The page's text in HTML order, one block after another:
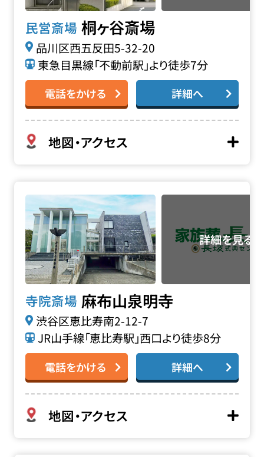
民営斎場 桐ヶ谷斎場
品川区西五反田5-32-20
東急目黒線「不動前駅」より徒歩7分
電話をかける 詳細へ
地図・アクセス
寺院斎場 麻布山泉明寺
渋谷区恵比寿南2-12-7
JR山手線「恵比寿駅」西口より徒歩8分
電話をかける 詳細へ
地図・アクセス